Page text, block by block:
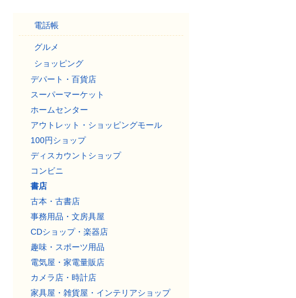
電話帳
グルメ
ショッピング
デパート・百貨店
スーパーマーケット
ホームセンター
アウトレット・ショッピングモール
100円ショップ
ディスカウントショップ
コンビニ
書店
古本・古書店
事務用品・文房具屋
CDショップ・楽器店
趣味・スポーツ用品
電気屋・家電量販店
カメラ店・時計店
家具屋・雑貨屋・インテリアショップ